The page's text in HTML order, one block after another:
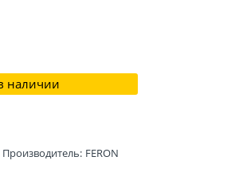
наличии
Производитель: FERON